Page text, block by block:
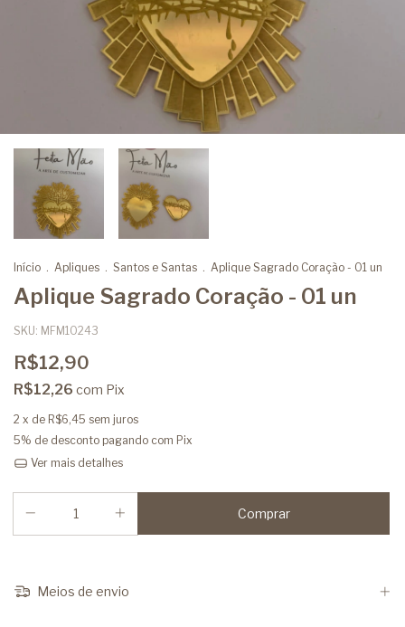
Início . Apliques . Santos e Santas . Aplique Sagrado Coração - 01 un
Aplique Sagrado Coração - 01 un
SKU: MFM10243
R$12,90
R$12,26 com Pix
2 x de R$6,45 sem juros
5% de desconto pagando com Pix
Ver mais detalhes
Meios de envio